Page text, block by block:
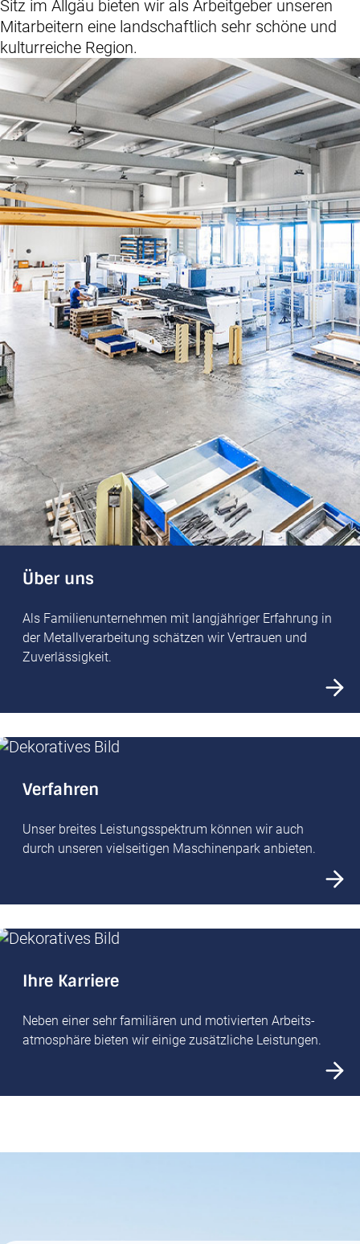
Sitz im Allgäu bieten wir als Arbeitgeber unseren
Mitarbeitern eine landschaftlich sehr schöne und
kulturreiche Region.
Über uns
Als Familien­unternehmen mit langjähriger Erfahrung in
der Metall­verarbeitung schätzen wir Vertrauen und
Zuverlässigkeit.
Verfahren
Unser breites Leistungsspektrum können wir auch
durch unseren vielseitigen Maschinenpark anbieten.
Ihre Karriere
Neben einer sehr familiären und motivierten Arbeits­
atmosphäre bieten wir einige zusätzliche Leistungen.